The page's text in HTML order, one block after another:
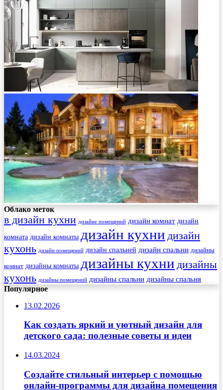
Облако меток
в дизайн кухни дизайне помещений дизайн комнат дизайн
комната дизайн комнаты дизайн кухни дизайн
кухонь дизайн помещений дизайн спальней дизайн спальни дизайны
комнат дизайны комнаты дизайны кухни дизайны
кухонь дизайны помещений дизайны спальни дизайны спальня
Популярное
13.02.2026
Как создать яркий и уютный дизайн для
детского сада: полезные советы и идеи
14.03.2024
Создайте стильный интерьер с помощью
онлайн-программы для дизайна помещения